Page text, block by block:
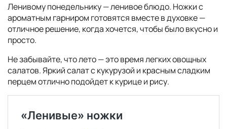
Ленивому понедельнику — ленивое блюдо. Ножки с
ароматным гарниром готовятся вместе в духовке —
отличное решение, когда хочется, чтобы было вкусно и
просто.
Не забывайте, что лето — это время легких овощных
салатов. Яркий салат с кукурузой и красным сладким
перцем отлично подойдет к курице и рису.